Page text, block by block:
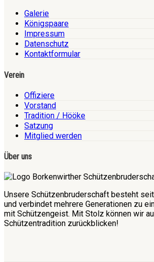
Galerie
Königspaare
Impressum
Datenschutz
Kontaktformular
Verein
Offiziere
Vorstand
Tradition / Hööke
Satzung
Mitglied werden
Über uns
Unsere Schützenbruderschaft besteht
und verbindet mehrere Generationen zu
mit Schützengeist. Mit Stolz können wir
Schützentradition zurückblicken!